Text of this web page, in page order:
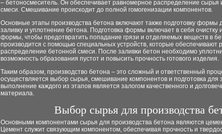
– бетоносмеситель. Он обеспечивает равномерное распределение сырья
смеси. Смешивание происходит до полной гомогенизации компонентов.
Основные этапы производства бетона включают также подготовку формы
заливку и уплотнение бетона. Подготовка формы включает в себя очистку
формы, чтобы предотвратить попадание грязи и отделяемых веществ в
производится с помощью специальных устройств, которые обеспечивают
распределение бетонной смеси. После заливки бетон необходимо
возможность образования пустот и повысить прочность готового изделия.
Таким образом, производство бетона – это сложный и ответственный
осуществляется выбор сырья, смешивание компонентов и подготовка
выполнение каждого из этапов является залогом качественного и
материала.
Выбор сырья для производства
Основными компонентами сырья для производства бетона являются
Цемент служит связующим компонентом, обеспечивая прочность и